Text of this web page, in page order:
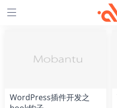
WordPress插件开发之